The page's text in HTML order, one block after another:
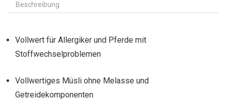
Beschreibung
Vollwert für Allergiker und Pferde mit
Stoffwechselproblemen
Vollwertiges Müsli ohne Melasse und
Getreidekomponenten